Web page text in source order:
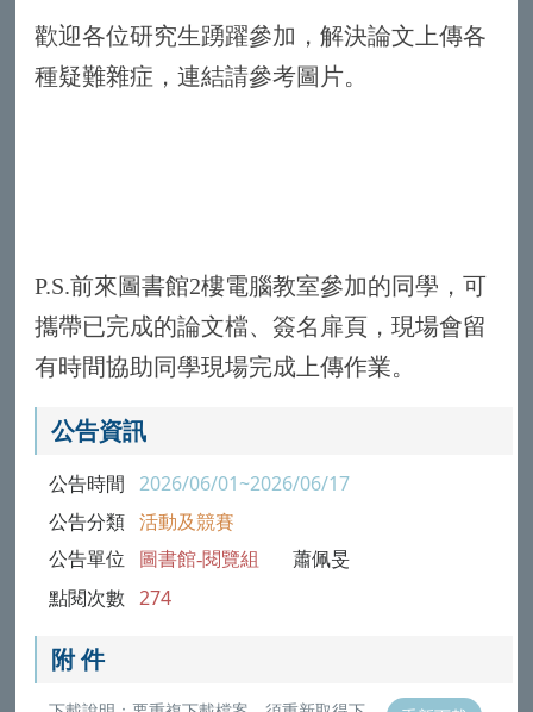
歡迎各位研究生踴躍參加，解決論文上傳各
種疑難雜症，連結請參考圖片。
P.S.前來圖書館2樓電腦教室參加的同學，可
攜帶已完成的論文檔、簽名扉頁，現場會留
有時間協助同學現場完成上傳作業。
公告資訊
公告時間 2026/06/01~2026/06/17
公告分類 活動及競賽
公告單位 圖書館-閱覽組 蕭佩旻
點閱次數 274
附 件